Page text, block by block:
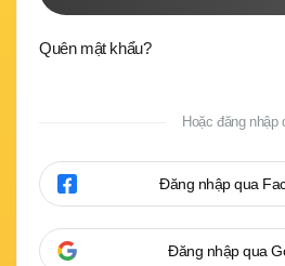
Quên mật khẩu?
Hoặc đăng nhập
Đăng nhập qua
Đăng nhập qua